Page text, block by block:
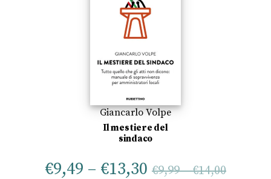
Giancarlo Volpe
Il mestiere del
sindaco
€9,49 – €13,30 €9,99–€14,00